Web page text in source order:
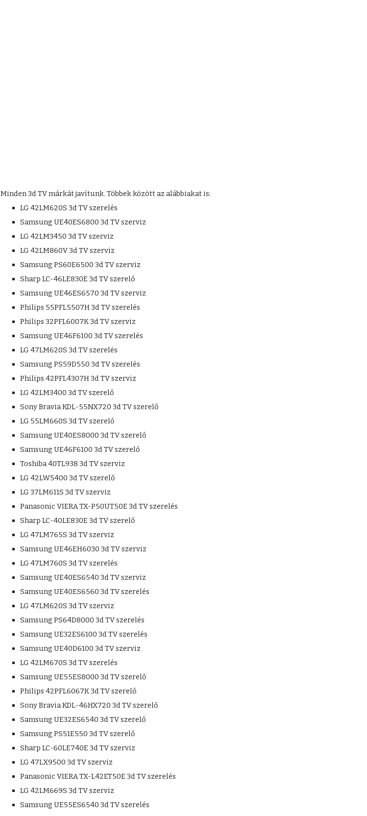
Minden 3d TV márkát javítunk. Többek között az alábbiakat is:
LG 42LM620S 3d TV szerelés
Samsung UE40ES6800 3d TV szerviz
LG 42LM3450 3d TV szerviz
LG 42LM860V 3d TV szerviz
Samsung PS60E6500 3d TV szerviz
Sharp LC-46LE830E 3d TV szerelő
Samsung UE46ES6570 3d TV szerviz
Philips 55PFL5507H 3d TV szerelés
Philips 32PFL6007K 3d TV szerviz
Samsung UE46F6100 3d TV szerelés
LG 47LM620S 3d TV szerelés
Samsung PS59D550 3d TV szerelés
Philips 42PFL4307H 3d TV szerviz
LG 42LM3400 3d TV szerelő
Sony Bravia KDL-55NX720 3d TV szerelő
LG 55LM660S 3d TV szerelő
Samsung UE40ES8000 3d TV szerelő
Samsung UE46F6100 3d TV szerelő
Toshiba 40TL938 3d TV szerviz
LG 42LW5400 3d TV szerelő
LG 37LM611S 3d TV szerviz
Panasonic VIERA TX-P50UT50E 3d TV szerelés
Sharp LC-40LE830E 3d TV szerelő
LG 47LM765S 3d TV szerviz
Samsung UE46EH6030 3d TV szerviz
LG 47LM760S 3d TV szerelés
Samsung UE40ES6540 3d TV szerviz
Samsung UE40ES6560 3d TV szerelés
LG 47LM620S 3d TV szerviz
Samsung PS64D8000 3d TV szerelés
Samsung UE32ES6100 3d TV szerelés
Samsung UE40D6100 3d TV szerviz
LG 42LM670S 3d TV szerelés
Samsung UE55ES8000 3d TV szerelő
Philips 42PFL6067K 3d TV szerelő
Sony Bravia KDL-46HX720 3d TV szerelő
Samsung UE32ES6540 3d TV szerelő
Samsung PS51E550 3d TV szerelő
Sharp LC-60LE740E 3d TV szerviz
LG 47LX9500 3d TV szerviz
Panasonic VIERA TX-L42ET50E 3d TV szerelés
LG 42LM669S 3d TV szerviz
Samsung UE55ES6540 3d TV szerelés